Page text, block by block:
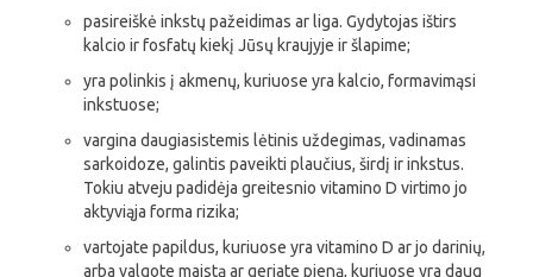
pasireiškė inkstų pažeidimas ar liga. Gydytojas ištirs
kalcio ir fosfatų kiekį Jūsų kraujyje ir šlapime;
yra polinkis į akmenų, kuriuose yra kalcio, formavimąsi
inkstuose;
vargina daugiasistemis lėtinis uždegimas, vadinamas
sarkoidoze, galintis paveikti plaučius, širdį ir inkstus.
Tokiu atveju padidėja greitesnio vitamino D virtimo jo
aktyviąja forma rizika;
vartojate papildus, kuriuose yra vitamino D ar jo darinių,
arba valgote maistą ar geriate pieną, kuriuose yra daug